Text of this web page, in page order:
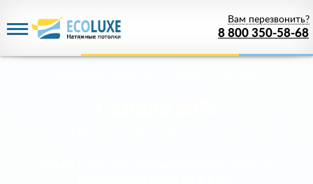
8 800 350-58-68
Вам перезвонить?